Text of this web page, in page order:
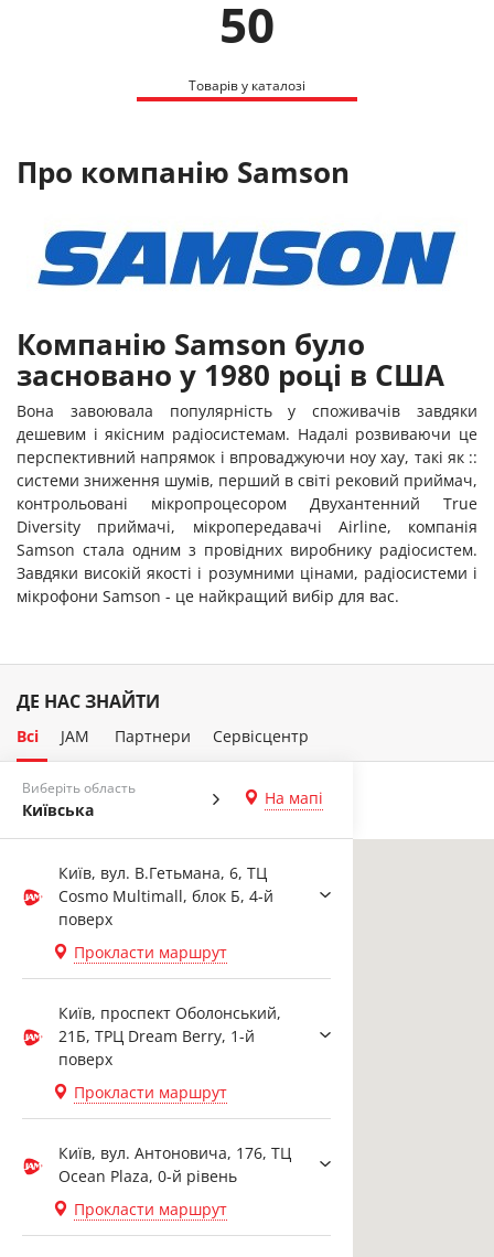
50
Товарів у каталозі
Про компанію Samson
Компанію Samson було
засновано у 1980 році в США
Вона завоювала популярність у споживачів завдяки
дешевим і якісним радіосистемам. Надалі розвиваючи це
перспективний напрямок і впроваджуючи ноу хау, такі як ::
системи зниження шумів, перший в світі рековий приймач,
контрольовані мікропроцесором Двухантенний True
Diversity приймачі, мікропередавачі Airline, компанія
Samson стала одним з провідних виробнику радіосистем.
Завдяки високій якості і розумними цінами, радіосистеми і
мікрофони Samson - це найкращий вибір для вас.
ДЕ НАС ЗНАЙТИ
Виберіть область
Київська
На мапі
Київ, вул. В.Гетьмана, 6, ТЦ
Cosmo Multimall, блок Б, 4-й
поверх
Прокласти маршрут
Київ, проспект Оболонський,
21Б, ТРЦ Dream Berry, 1-й
поверх
Прокласти маршрут
Київ, вул. Антоновича, 176, ТЦ
Ocean Plaza, 0-й рівень
Прокласти маршрут
Всі JAM Партнери Сервісцентр